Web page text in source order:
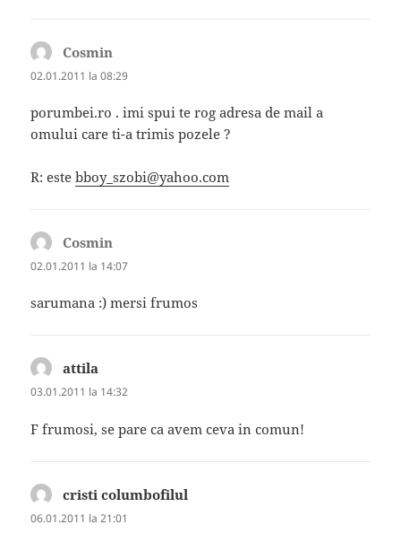
Cosmin
02.01.2011 la 08:29
porumbei.ro . imi spui te rog adresa de mail a
omului care ti-a trimis pozele ?
R: estebboy_szobi@yahoo.com
Cosmin
02.01.2011 la 14:07
sarumana :) mersi frumos
attila
03.01.2011 la 14:32
F frumosi, se pare ca avem ceva in comun!
cristi columbofilul
06.01.2011 la 21:01